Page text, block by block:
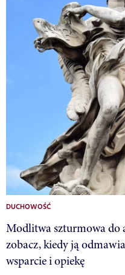
DUCHOWOŚĆ
Modlitwa szturmowa do
zobacz, kiedy ją
wsparcie i opiekę